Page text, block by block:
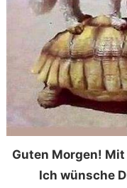
Guten Morgen!
Ich wünsche